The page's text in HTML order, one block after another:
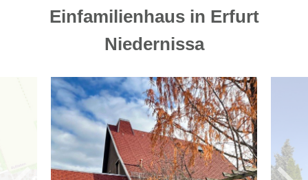
Einfamilienhaus in Erfurt
Niedernissa